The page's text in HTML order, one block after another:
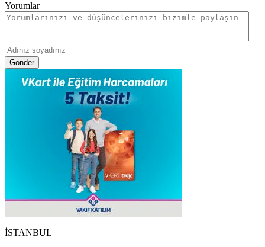
Yorumlar
Gönder
İSTANBUL